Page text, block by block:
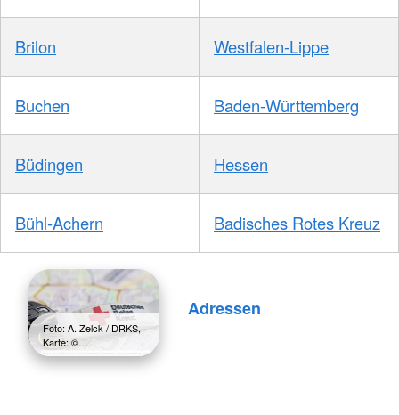
Brilon Westfalen-Lippe
Buchen Baden-Württemberg
Büdingen Hessen
Bühl-Achern Badisches Rotes Kreuz
Foto: A. Zelck / DRKS,
Karte: ©…
Adressen